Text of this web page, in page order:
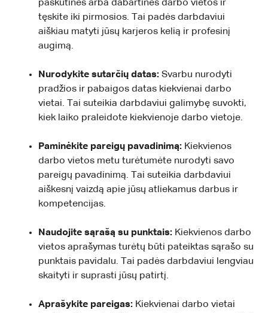
paskutinės arba dabartinės darbo vietos ir
tęskite iki pirmosios. Tai padės darbdaviui
aiškiau matyti jūsų karjeros kelią ir profesinį
augimą.
Nurodykite sutarčių datas: Svarbu nurodyti
pradžios ir pabaigos datas kiekvienai darbo
vietai. Tai suteikia darbdaviui galimybę suvokti,
kiek laiko praleidote kiekvienoje darbo vietoje.
Paminėkite pareigų pavadinimą: Kiekvienos
darbo vietos metu turėtumėte nurodyti savo
pareigų pavadinimą. Tai suteikia darbdaviui
aiškesnį vaizdą apie jūsų atliekamus darbus ir
kompetencijas.
Naudojite sąrašą su punktais: Kiekvienos darbo
vietos aprašymas turėtų būti pateiktas sąrašo su
punktais pavidalu. Tai padės darbdaviui lengviau
skaityti ir suprasti jūsų patirtį.
Aprašykite pareigas: Kiekvienai darbo vietai